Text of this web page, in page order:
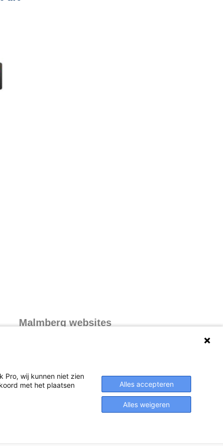
Malmberg websites
Pro, wij kunnen niet zien
met het plaatsen
Alles accepteren
Alles weigeren